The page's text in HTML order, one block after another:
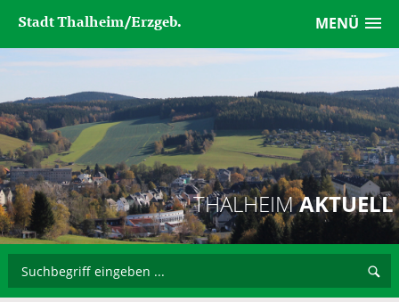
MENÜ
Stadt Thalheim/Erzgeb.
THALHEIMAKTUELL